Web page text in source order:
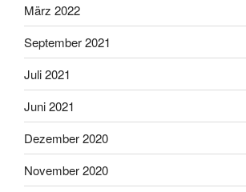
März 2022
September 2021
Juli 2021
Juni 2021
Dezember 2020
November 2020